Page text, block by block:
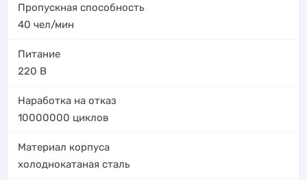
Пропускная способность
40 чел/мин
Питание
220 В
Наработка на отказ
10000000 циклов
Материал корпуса
холоднокатаная сталь